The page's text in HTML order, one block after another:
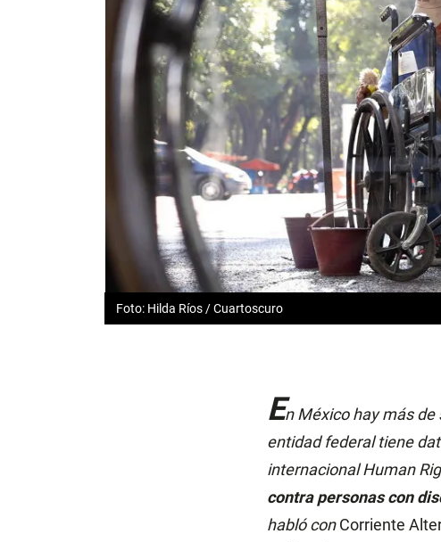
Foto: Hilda Ríos / Cuartoscuro
En México hay más de
entidad federal tiene
internacional Human
contra personas con
habló conCorriente